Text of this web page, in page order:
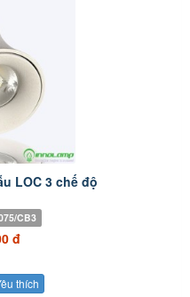
LOC 3 chế độ
CB3
đ
thích